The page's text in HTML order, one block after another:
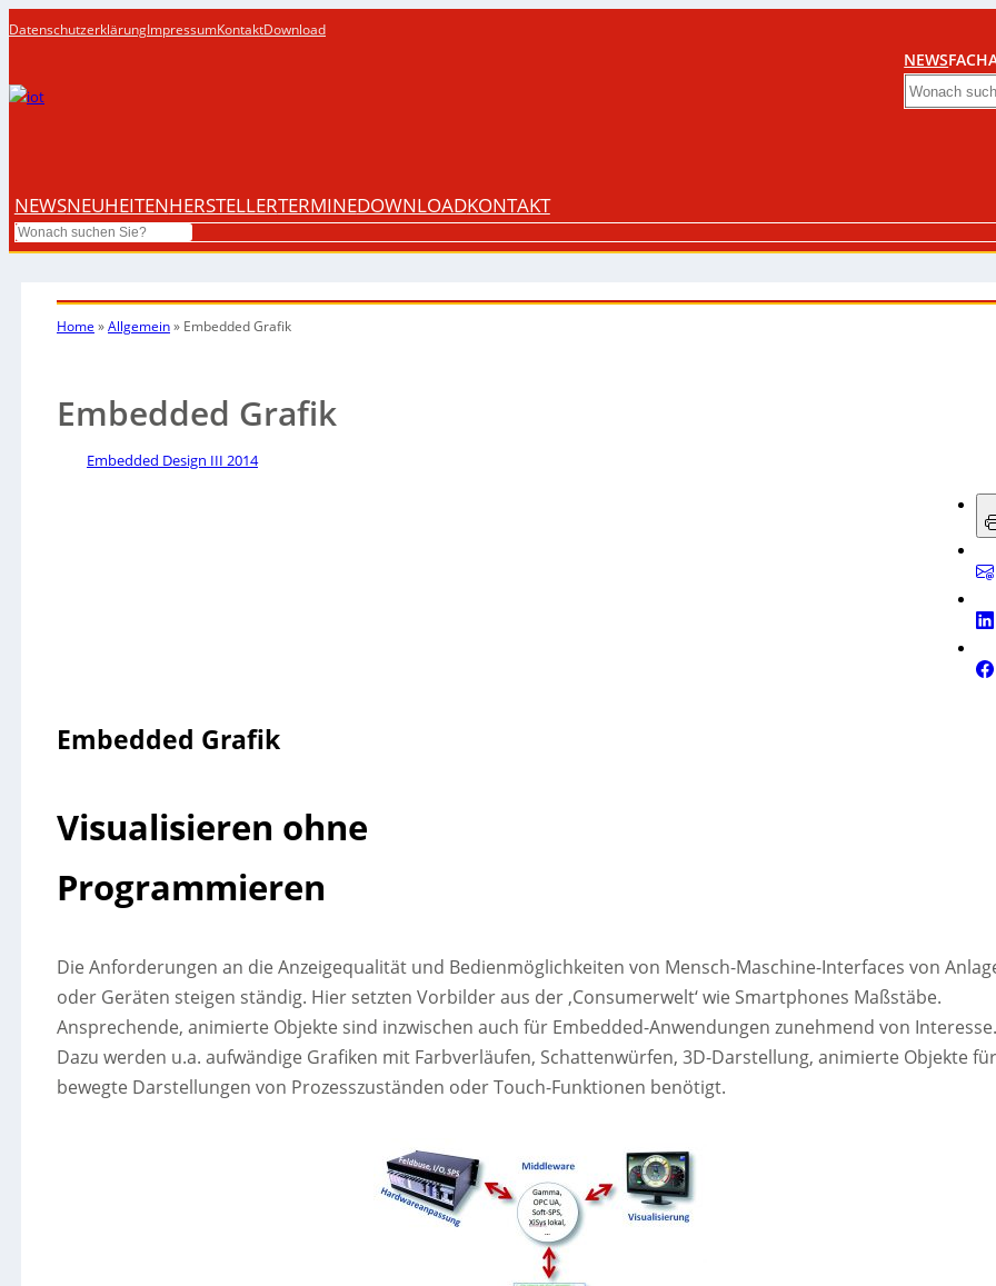
DatenschutzerklärungImpressumKontaktDownload
NEWS
Search
NEWSNEUHEITENHERSTELLERTERMINEDOWNLOADKONTAKT
Search
Home »Allgemein» Embedded Grafik
Embedded Grafik
Embedded Design III 2014
Embedded Grafik
Visualisieren ohne
Programmieren
Die Anforderungen an die Anzeigequalität und Bedienmöglichkeiten von Mensch-Maschine-Interfaces von
oder Geräten steigen ständig. Hier setzten Vorbilder aus der ‚Consumerwelt‘ wie Smartphones Maßstäbe.
Ansprechende, animierte Objekte sind inzwischen auch für Embedded-Anwendungen zunehmend von Interesse.
Dazu werden u.a. aufwändige Grafiken mit Farbverläufen, Schattenwürfen, 3D-Darstellung, animierte Objekte für
bewegte Darstellungen von Prozesszuständen oder Touch-Funktionen benötigt.